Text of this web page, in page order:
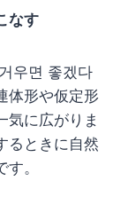
なす
우면 좋겠다
体形や仮定形
気に広がりま
るときに自然
。